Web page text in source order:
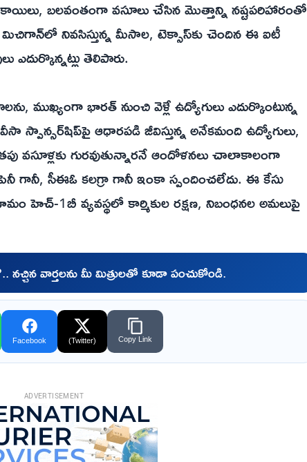
బలవంతంగా వసూలు చేసిన మొత్తాన్ని నష్టపరిహారంతో
మిచిగాన్‌లో నివసిస్తున్న మీసాల, టెక్సాస్‌కు చెందిన ఈ ఐటీ
తెలిపారు.
భారత్ నుంచి వెళ్లే ఉద్యోగులు ఎదుర్కొంటున్న
స్పాన్సర్‌షిప్‌పై ఆధారపడి జీవిస్తున్న అనేకమంది ఉద్యోగులు,
వసూళ్లకు గురవుతున్నారనే ఆందోళనలు చాలాకాలంగా
గానీ, సీఈఓ కలగ్రా గానీ ఇంకా స్పందించలేదు. ఈ కేసు
హెచ్-1బీ వ్యవస్థలో కార్మికుల రక్షణ, నిబంధనల అమలుపై
నచ్చిన వార్తలను మీ మిత్రులతో కూడా పంచుకోండి.
Facebook (Twitter) Copy Link
ADVERTISEMENT